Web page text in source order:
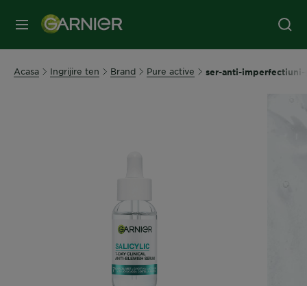
MENIU
Acasa Ingrijire ten Brand Pure active ser-anti-